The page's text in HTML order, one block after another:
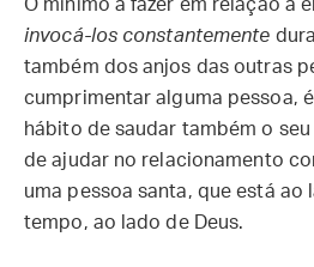
O mínimo a fazer em relação a
invocá-los constantemente
também dos anjos das outras
cumprimentar alguma pessoa,
hábito de saudar também o
de ajudar no relacionamento
uma pessoa santa, que está ao
tempo, ao lado de Deus.